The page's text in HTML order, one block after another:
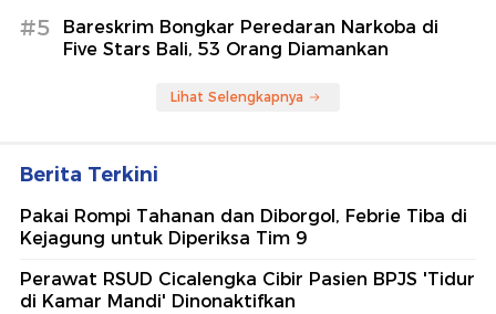
#5
Bareskrim Bongkar Peredaran Narkoba di
Five Stars Bali, 53 Orang Diamankan
Lihat Selengkapnya
Berita Terkini
Pakai Rompi Tahanan dan Diborgol, Febrie Tiba di
Kejagung untuk Diperiksa Tim 9
Perawat RSUD Cicalengka Cibir Pasien BPJS 'Tidur
di Kamar Mandi' Dinonaktifkan